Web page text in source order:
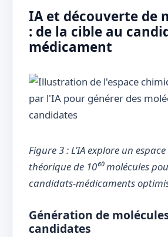
IA et découverte de
: de la cible au
médicament
Figure 3 : L’IA explore un
théorique de 10⁶⁰ molécules
candidats-médicaments
Génération de
candidates